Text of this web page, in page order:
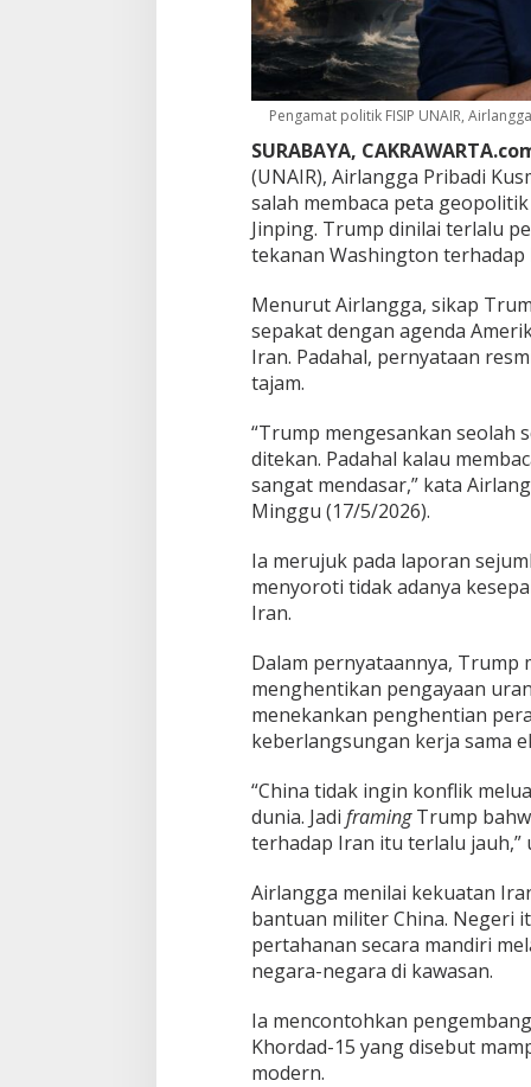
,
P
e
g
m
a
t
U
N
A
R
:
A
S
r
j
e
b
a
K
e
c
a
y
a
a
D
i
r
B
e
r
l
e
i
h
a
Pengamat politik FISIP UNAIR,
SURABAYA,
(UNAIR), Airlangga Pribadi
salah membaca peta
Jinping. Trump dinilai terlalu
tekanan Washington terhadap
Menurut Airlangga, sikap
sepakat dengan agenda
Iran. Padahal, pernyataan
tajam.
“Trump mengesankan seolah
ditekan. Padahal kalau
sangat mendasar,” kata
Minggu (17/5/2026).
Ia merujuk pada laporan
menyoroti tidak adanya
Iran.
Dalam pernyataannya, Trump
menghentikan pengayaan
menekankan penghentian
keberlangsungan kerja sama
“China tidak ingin konflik
dunia. Jadi framingTrump
terhadap Iran itu terlalu jauh,”
Airlangga menilai kekuatan
bantuan militer China. Negeri
pertahanan secara mandiri
negara-negara di kawasan.
Ia mencontohkan
Khordad-15 yang disebut
modern.